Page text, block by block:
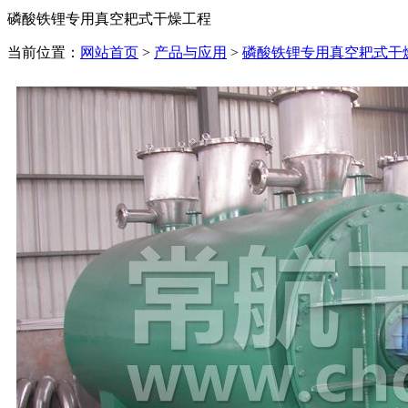
磷酸铁锂专用真空耙式干燥工程
当前位置： 网站首页 > 产品与应用 > 磷酸铁锂专用真空耙式干